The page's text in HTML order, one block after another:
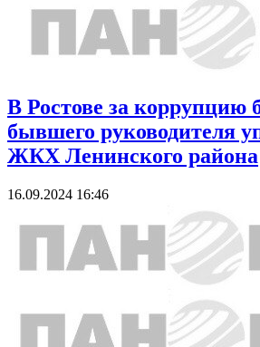
В Ростове за коррупцию
бывшего руководителя
ЖКХ Ленинского района
16.09.2024 16:46